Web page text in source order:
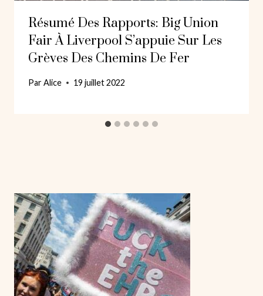
Résumé Des Rapports: Big Union
Fair À Liverpool S’appuie Sur Les
Grèves Des Chemins De Fer
ParAlice 19 juillet 2022